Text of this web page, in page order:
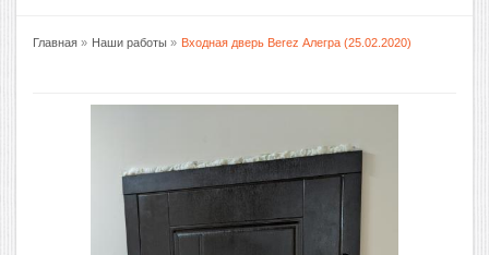
Главная » Наши работы » Входная дверь Berez Алегра (25.02.2020)